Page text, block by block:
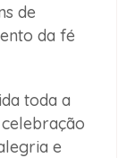
de
da fé
toda a
e